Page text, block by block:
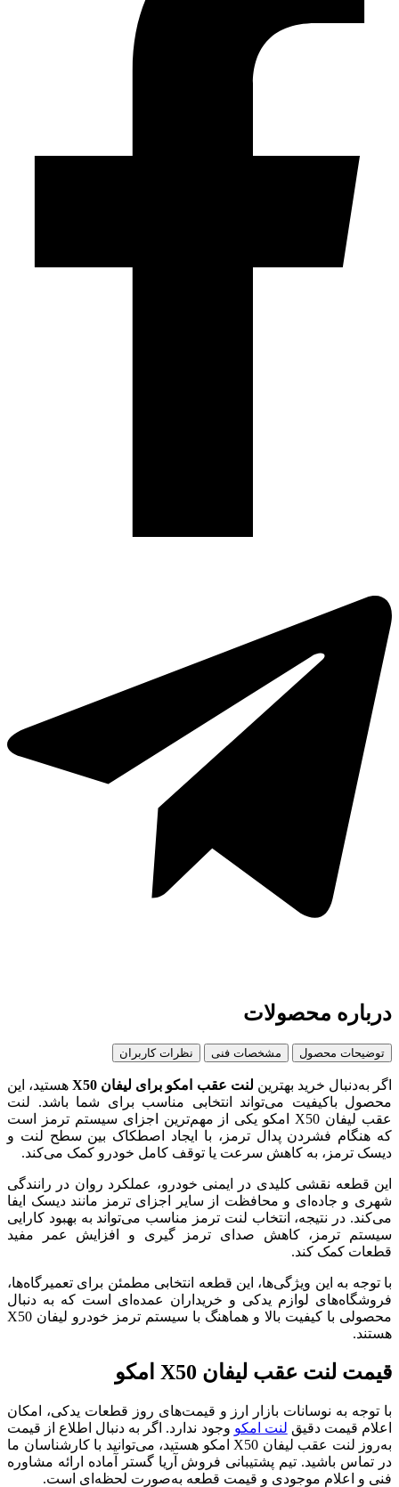
درباره محصولات
توضیحات محصول مشخصات فنی نظرات کاربران
اگر به‌دنبال خرید بهترین لنت عقب امکو برای لیفان X50
هستید، این
محصول باکیفیت می‌تواند انتخابی مناسب برای شما باشد. لنت
عقب لیفان X50 امکو یکی از مهم‌ترین اجزای سیستم ترمز است
که هنگام فشردن پدال ترمز، با ایجاد اصطکاک بین سطح لنت و
دیسک ترمز، به کاهش سرعت یا توقف کامل خودرو کمک می‌کند.
این قطعه نقشی کلیدی در ایمنی خودرو، عملکرد روان در رانندگی
شهری و جاده‌ای و محافظت از سایر اجزای ترمز مانند دیسک ایفا
می‌کند. در نتیجه، انتخاب لنت ترمز مناسب می‌تواند به بهبود کارایی
سیستم ترمز، کاهش صدای ترمز گیری و افزایش عمر مفید
قطعات کمک کند.
با توجه به این ویژگی‌ها، این قطعه انتخابی مطمئن برای تعمیرگاه‌ها،
فروشگاه‌های لوازم یدکی و خریداران عمده‌ای است که به دنبال
محصولی با کیفیت بالا و هماهنگ با سیستم ترمز خودرو لیفان X50
هستند.
قیمت لنت عقب لیفان X50 امکو
با توجه به نوسانات بازار ارز و قیمت‌های روز قطعات یدکی، امکان
اعلام قیمت دقیق لنت امکو وجود ندارد. اگر به دنبال اطلاع از قیمت
به‌روز لنت عقب لیفان X50 امکو هستید، می‌توانید با کارشناسان ما
در تماس باشید. تیم پشتیبانی فروش آریا گستر آماده ارائه مشاوره
فنی و اعلام موجودی و قیمت قطعه به‌صورت لحظه‌ای است.